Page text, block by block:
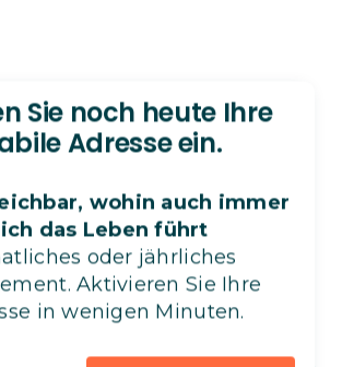
Sie noch heute Ihre
Adresse ein.
wohin auch immer
das Leben führt
oder jährliches
Aktivieren Sie Ihre
in wenigen Minuten.